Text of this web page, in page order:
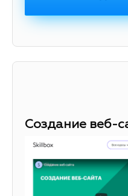
Создание веб-